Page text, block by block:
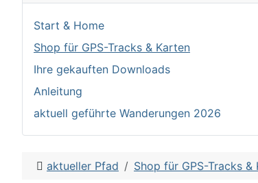
Start & Home
Shop für GPS-Tracks & Karten
Ihre gekauften Downloads
Anleitung
aktuell geführte Wanderungen 2026
aktueller Pfad Shop für GPS-Tracks &